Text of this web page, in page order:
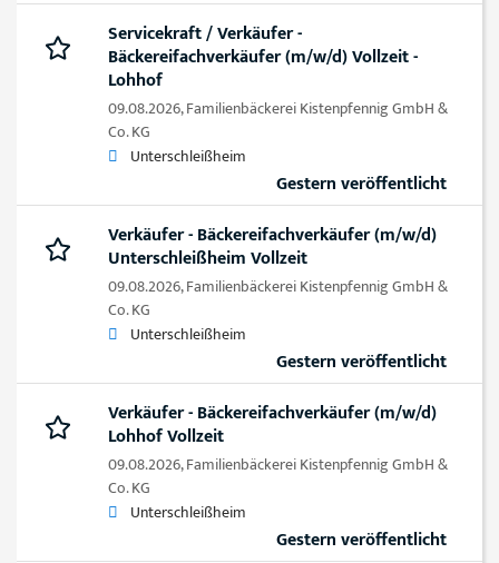
Servicekraft / Verkäufer -
Bäckereifachverkäufer (m/w/d) Vollzeit -
Lohhof
09.08.2026,Familienbäckerei Kistenpfennig GmbH &
Co. KG
Unterschleißheim
Gestern veröffentlicht
Verkäufer - Bäckereifachverkäufer (m/w/d)
Unterschleißheim Vollzeit
09.08.2026,Familienbäckerei Kistenpfennig GmbH &
Co. KG
Unterschleißheim
Gestern veröffentlicht
Verkäufer - Bäckereifachverkäufer (m/w/d)
Lohhof Vollzeit
09.08.2026,Familienbäckerei Kistenpfennig GmbH &
Co. KG
Unterschleißheim
Gestern veröffentlicht